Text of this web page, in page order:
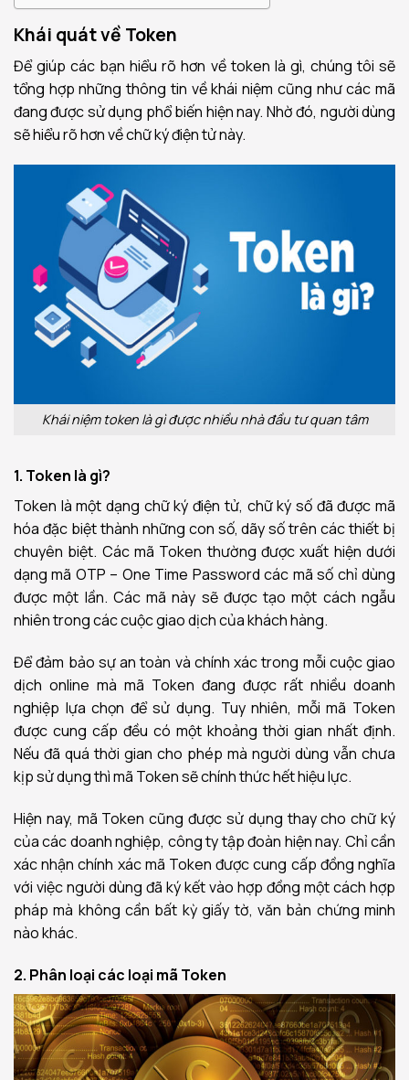
Khái quát về Token
Để giúp các bạn hiểu rõ hơn về token là gì, chúng tôi sẽ
tổng hợp những thông tin về khái niệm cũng như các mã
đang được sử dụng phổ biến hiện nay. Nhờ đó, người dùng
sẽ hiểu rõ hơn về chữ ký điện tử này.
Khái niệm token là gì được nhiều nhà đầu tư quan tâm
1. Token là gì?
Token là một dạng chữ ký điện tử, chữ ký số đã được mã
hóa đặc biệt thành những con số, dãy số trên các thiết bị
chuyên biệt. Các mã Token thường được xuất hiện dưới
dạng mã OTP – One Time Password các mã số chỉ dùng
được một lần. Các mã này sẽ được tạo một cách ngẫu
nhiên trong các cuộc giao dịch của khách hàng.
Để đảm bảo sự an toàn và chính xác trong mỗi cuộc giao
dịch online mà mã Token đang được rất nhiều doanh
nghiệp lựa chọn để sử dụng. Tuy nhiên, mỗi mã Token
được cung cấp đều có một khoảng thời gian nhất định.
Nếu đã quá thời gian cho phép mà người dùng vẫn chưa
kịp sử dụng thì mã Token sẽ chính thức hết hiệu lực.
Hiện nay, mã Token cũng được sử dụng thay cho chữ ký
của các doanh nghiệp, công ty tập đoàn hiện nay. Chỉ cần
xác nhận chính xác mã Token được cung cấp đồng nghĩa
với việc người dùng đã ký kết vào hợp đồng một cách hợp
pháp mà không cần bất kỳ giấy tờ, văn bản chứng minh
nào khác.
2. Phân loại các loại mã Token